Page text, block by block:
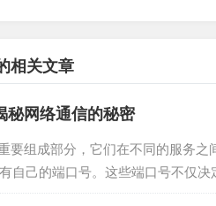
相关文章
秘网络通信的秘密
要组成部分，它们在不同的服务之
自己的端口号。这些端口号不仅
得网络连接更加高效且可靠。在现